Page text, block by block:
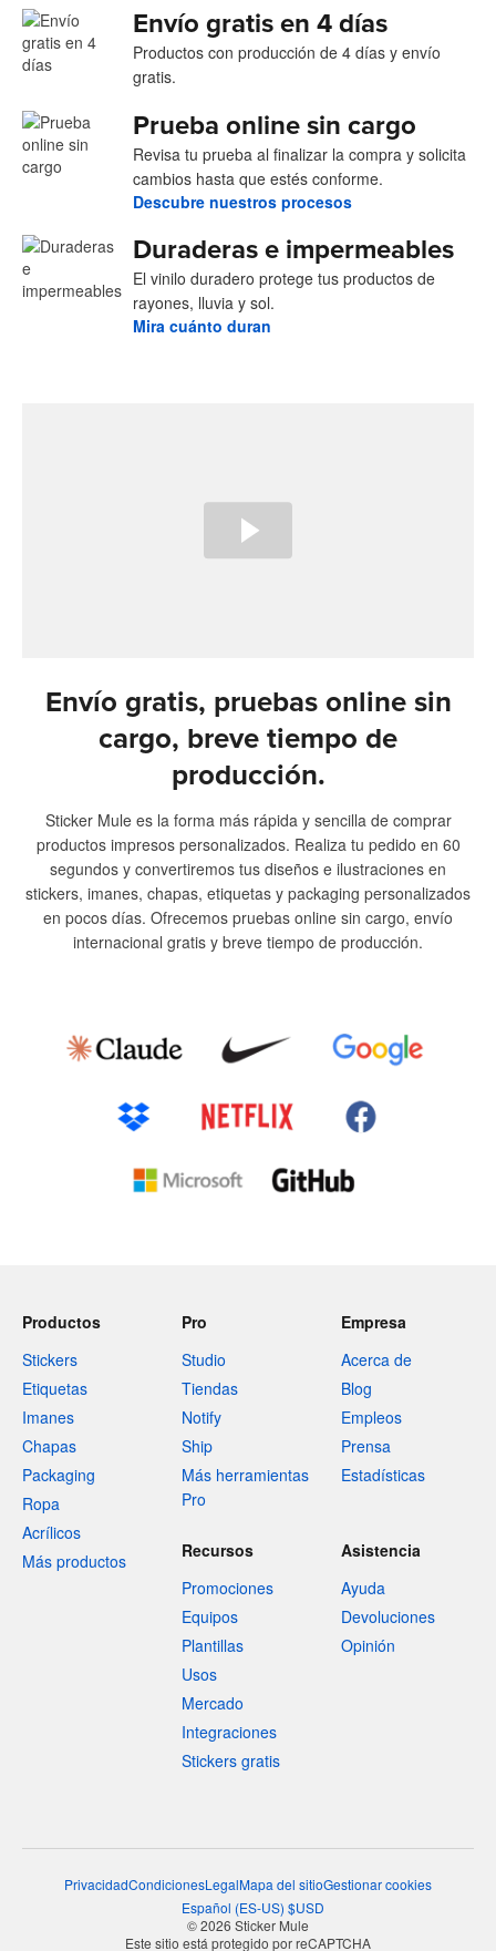
Envío gratis en 4 días
Productos con producción de 4 días y envío
gratis.
Prueba online sin cargo
Revisa tu prueba al finalizar la compra y solicita
cambios hasta que estés conforme.
Descubre nuestros procesos
Duraderas e impermeables
El vinilo duradero protege tus productos de
rayones, lluvia y sol.
Mira cuánto duran
Envío gratis, pruebas online sin
cargo, breve tiempo de
producción.
Sticker Mule es la forma más rápida y sencilla de comprar
productos impresos personalizados. Realiza tu pedido en 60
segundos y convertiremos tus diseños e ilustraciones en
stickers, imanes, chapas, etiquetas y packaging personalizados
en pocos días. Ofrecemos pruebas online sin cargo, envío
internacional gratis y breve tiempo de producción.
Productos
Stickers
Etiquetas
Imanes
Chapas
Packaging
Ropa
Acrílicos
Más productos
Pro
Studio
Tiendas
Notify
Ship
Más herramientas
Pro
Empresa
Acerca de
Blog
Empleos
Prensa
Estadísticas
Recursos
Promociones
Equipos
Plantillas
Usos
Mercado
Integraciones
Stickers gratis
Asistencia
Ayuda
Devoluciones
Opinión
PrivacidadCondicionesLegalMapa del sitioGestionar cookies
Español (ES-US) $USD
© 2026 Sticker Mule
Este sitio está protegido por reCAPTCHA